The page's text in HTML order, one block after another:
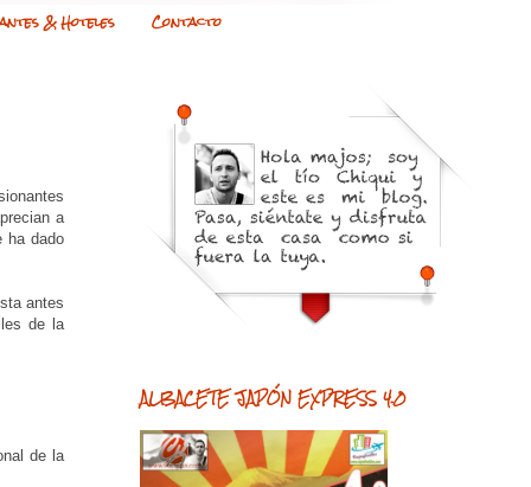
& Hoteles Contacto
a
ha dado
antes
de la
de la
ALBACETE JAPÓN EXPRESS 4.0